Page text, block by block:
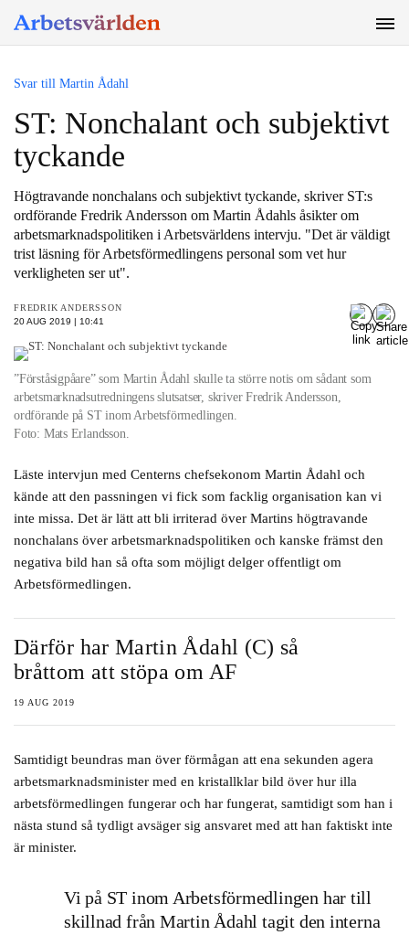
Svar till Martin Ådahl
ST: Nonchalant och subjektivt
tyckande
Högtravande nonchalans och subjektivt tyckande, skriver ST:s
ordförande Fredrik Andersson om Martin Ådahls åsikter om
arbetsmarknadspolitiken i Arbetsvärldens intervju. "Det är väldigt
trist läsning för Arbetsförmedlingens personal som vet hur
verkligheten ser ut".
FREDRIK ANDERSSON
20 AUG 2019 | 10:41
”Förståsigpåare” som Martin Ådahl skulle ta större notis om sådant som
arbetsmarknadsutredningens slutsatser, skriver Fredrik Andersson,
ordförande på ST inom Arbetsförmedlingen.
Foto: Mats Erlandsson.
Läste intervjun med Centerns chefsekonom Martin Ådahl och
kände att den passningen vi fick som facklig organisation kan vi
inte missa. Det är lätt att bli irriterad över Martins högtravande
nonchalans över arbetsmarknadspolitiken och kanske främst den
negativa bild han så ofta som möjligt delger offentligt om
Arbetsförmedlingen.
Därför har Martin Ådahl (C) så
bråttom att stöpa om AF
19 AUG 2019
Samtidigt beundras man över förmågan att ena sekunden agera
arbetsmarknadsminister med en kristallklar bild över hur illa
arbetsförmedlingen fungerar och har fungerat, samtidigt som han i
nästa stund så tydligt avsäger sig ansvaret med att han faktiskt inte
är minister.
Vi på ST inom Arbetsförmedlingen har till
skillnad från Martin Ådahl tagit den interna